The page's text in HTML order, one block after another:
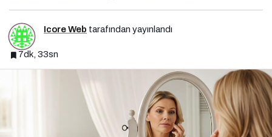
Icore Web tarafından yayınlandı
7dk, 33sn